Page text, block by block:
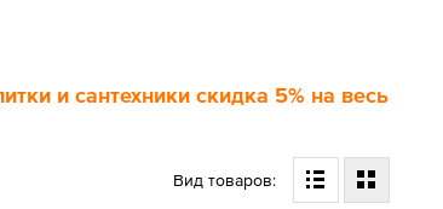
и сантехники скидка 5% на весь
Вид товаров: